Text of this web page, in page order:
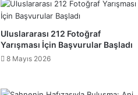
Uluslararası 212 Fotoğraf
Yarışması İçin Başvurular Başladı
8 Mayıs 2026